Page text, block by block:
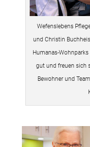
Wefenslebens
und Christin
Humanas-
gut und freuen sich
Bewohner und